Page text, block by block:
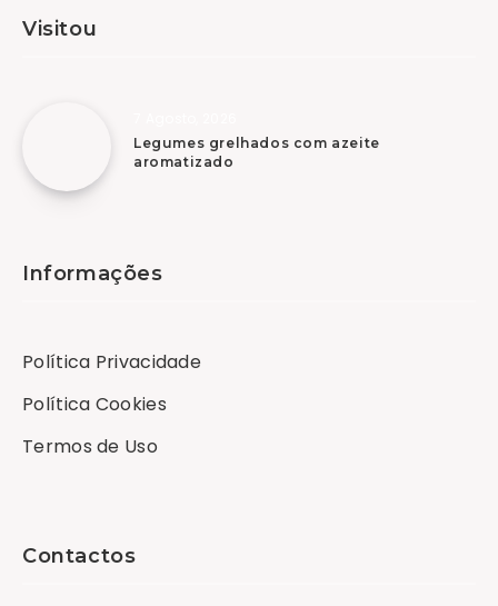
Visitou
Legumes grelhados com azeite
aromatizado
Informações
Política Privacidade
Política Cookies
Termos de Uso
Contactos